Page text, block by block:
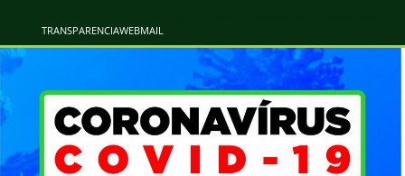
TRANSPARENCIAWEBMAIL